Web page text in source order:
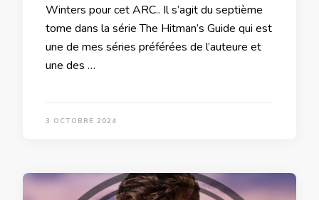
Winters pour cet ARC.. Il s’agit du septième
tome dans la série The Hitman’s Guide qui est
une de mes séries préférées de l’auteure et
une des …
3 OCTOBRE 2024